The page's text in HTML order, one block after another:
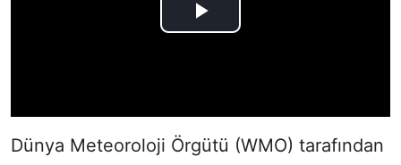
Dünya Meteoroloji Örgütü (WMO) tarafından